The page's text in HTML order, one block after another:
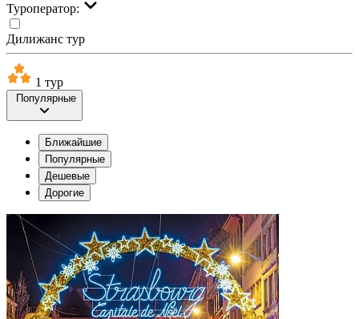
Туроператор:
Дилижанс тур
1 тур
Популярные
Ближайшие
Популярные
Дешевые
Дорогие